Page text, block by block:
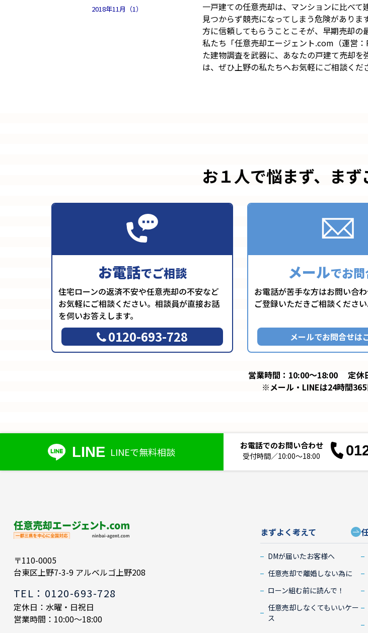
2018年11月（1）
一戸建ての任意売却は、マンションに比べ
見つからず競売になってしまう危険があり
方に信頼してもらうことこそが、早期売却の
私たち「任意売却エージェント.com（運営
た建物調査を武器に、あなたの戸建て売却
は、ぜひ上野の私たちへお気軽にご相談くだ
お１人で悩まず、 ま
お電話でご相談
住宅ローンの返済不安や任意売却の不安など
お気軽にご相談ください。相談員が直接お話
を伺いお答えします。
0120-693-728
メールでお
お電話が苦手な方はお問い合
ご登録いただきご相談ください
メールでお問合せは
営業時間：10:00～18:00
定休
※メール・LINEは24時間365
LINE LINEで無料相談
お電話でのお問い合わせ
受付時間／10:00～18:00
〒110-0005
台東区上野7-3-9 アルベルゴ上野208
TEL：0120-693-728
定休日：水曜・日祝日
営業時間：10:00～18:00
まずよく考えて
DMが届いたお客様へ
任意売却で離婚しない為に
ローン組む前に読んで！
任意売却しなくてもいいケー
ス